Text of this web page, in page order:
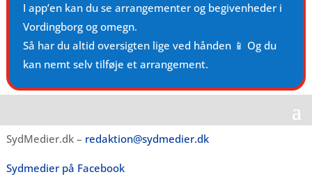
I app’en kan du se arrangementer og begivenheder i
Vordingborg og omegn.
Så har du altid oversigten lige ved hånden 📱 Og du
kan nemt selv tilføje et arrangement.
SydMedier.dk – redaktion@sydmedier.dk
Sydmedier på Facebook